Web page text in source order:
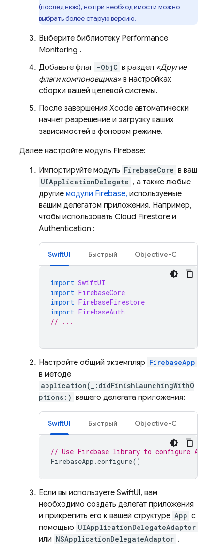
(последнюю), но при необходимости можно
выбрать более старую версию.
Выберите библиотеку Performance
Monitoring .
Добавьте флаг -ObjC в раздел «Другие
флаги компоновщика» в настройках
сборки вашей целевой системы.
После завершения Xcode автоматически
начнет разрешение и загрузку ваших
зависимостей в фоновом режиме.
Далее настройте модуль Firebase:
Импортируйте модуль FirebaseCore в ваш
UIApplicationDelegate , а также любые
другие модули Firebase, используемые
вашим делегатом приложения. Например,
чтобы использовать Cloud Firestore и
Authentication :
SwiftUI Быстрый Objective-C
import SwiftUI
import FirebaseCore
import FirebaseFirestore
import FirebaseAuth
// ...
Настройте общий экземпляр FirebaseApp
в методе
application(_:didFinishLaunchingWithO
ptions:) вашего делегата приложения:
SwiftUI Быстрый Objective-C
// Use Firebase library to configure APIs
FirebaseApp .configure()
Если вы используете SwiftUI, вам
необходимо создать делегат приложения
и прикрепить его к вашей структуре App с
помощью UIApplicationDelegateAdaptor
или NSApplicationDelegateAdaptor .